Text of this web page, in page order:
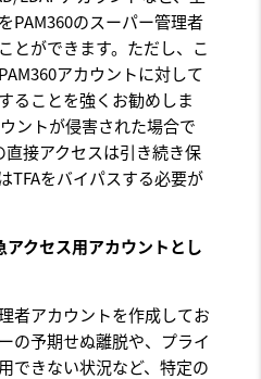
PAM360のスーパー管理者
とができます。ただし、こ
アカウントに対して
ることを強くお勧めしま
ントが侵害された場合で
直接アクセスは引き続き保
TFAをバイパスする必要が
クセス用アカウントとし
者アカウントを作成してお
の予期せぬ離脱や、プライ
できない状況など、特定の